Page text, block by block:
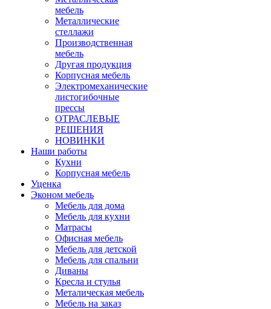
мебель
Металлические
стеллажи
Производственная
мебель
Другая продукция
Корпусная мебель
Электромеханические
листогибочные
прессы
ОТРАСЛЕВЫЕ
РЕШЕНИЯ
НОВИНКИ
Наши работы
Кухни
Корпусная мебель
Уценка
Эконом мебель
Мебель для дома
Мебель для кухни
Матрасы
Офисная мебель
Мебель для детской
Мебель для спальни
Диваны
Кресла и стулья
Металическая мебель
Мебель на заказ